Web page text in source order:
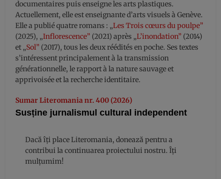
documentaires puis enseigne les arts plastiques.
Actuellement, elle est enseignante d’arts visuels à Genève.
Elle a publié quatre romans : „Les Trois cœurs du poulpe”
(2025), „Inflorescence” (2021) après „L’inondation” (2014)
et „Sol” (2017), tous les deux réédités en poche. Ses textes
s’intéressent principalement à la transmission
générationnelle, le rapport à la nature sauvage et
apprivoisée et la recherche identitaire.
Sumar Literomania nr. 400 (2026)
Susține jurnalismul cultural independent
Dacă îți place Literomania, donează pentru a
contribui la continuarea proiectului nostru. Îți
mulțumim!